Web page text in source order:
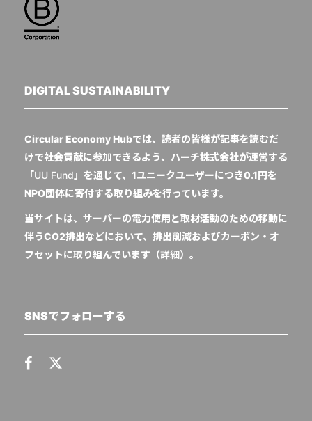
DIGITAL SUSTAINABILITY
Circular Economy Hubでは、読者の皆様が記事を読むだ
けで社会貢献に参加できるよう、ハーチ株式会社が運営する
「UU Fund 」を通じて、1ユニークユーザーにつき0.1円を
NPO団体に寄付する取り組みを行っています。
当サイトは、サーバーの電力使用と取材活動のための移動に
伴うCO2排出などにおいて、排出削減およびカーボン・オ
フセットに取り組んでいます（詳細）。
SNSでフォローする